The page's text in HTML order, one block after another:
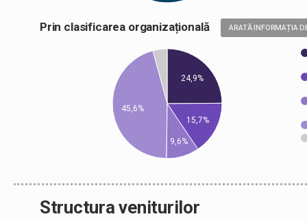
Prin clasificarea organizațională ARATĂ INFORMAȚIA
24,9%
15,7%
45,6%
9,6%
Structura veniturilor